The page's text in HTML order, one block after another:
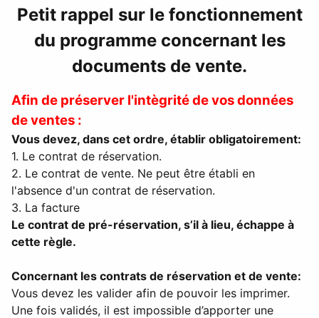
Petit rappel sur le fonctionnement
du programme concernant les
documents de vente.
Afin de préserver l'intègrité de vos données
de ventes :
Vous devez, dans cet ordre, établir obligatoirement:
1. Le contrat de réservation.
2. Le contrat de vente. Ne peut être établi en
l'absence d'un contrat de réservation.
3. La facture
Le contrat de pré-réservation, s’il à lieu, échappe à
cette règle.
Concernant les contrats de réservation et de vente:
Vous devez les valider afin de pouvoir les imprimer.
Une fois validés, il est impossible d’apporter une